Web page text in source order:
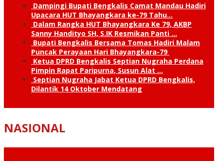
Dampingi Bupati Bengkalis Camat Mandau Hadiri
Upacara HUT Bhayangkara ke-79 Tahu…
Dalam Rangka HUT Bhayangkara Ke 79, AKBP
Sanny Handityo SH, S.IK Resmikan Panti …
Bupati Bengkalis Bersama Tomas Hadiri Malam
Puncak Perayaan Hari Bhayangkara-79
Ketua DPRD Bengkalis Septian Nugraha Perdana
Pimpin Rapat Paripurna, Susun Alat …
Septian Nugraha Jabat Ketua DPRD Bengkalis,
Dilantik 14 Oktober Mendatang
NASIONAL